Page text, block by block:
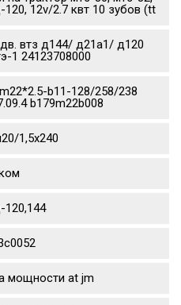
120, 12v/2.7 квт 10 зубов (tt
втз д144/ д21а1/ д120
1 24123708000
b11-128/258/238
b179m22b008
1,5х240
120,144
мощности at jm